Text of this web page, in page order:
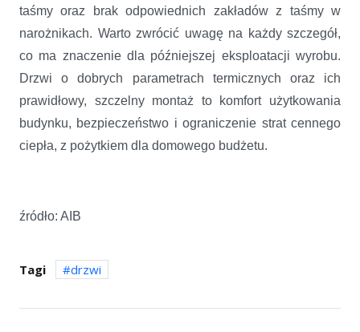
taśmy oraz brak odpowiednich zakładów z taśmy w
narożnikach. Warto zwrócić uwagę na każdy szczegół,
co ma znaczenie dla późniejszej eksploatacji wyrobu.
Drzwi o dobrych parametrach termicznych oraz ich
prawidłowy, szczelny montaż to komfort użytkowania
budynku, bezpieczeństwo i ograniczenie strat cennego
ciepła, z pożytkiem dla domowego budżetu.
źródło: AIB
Tagi drzwi